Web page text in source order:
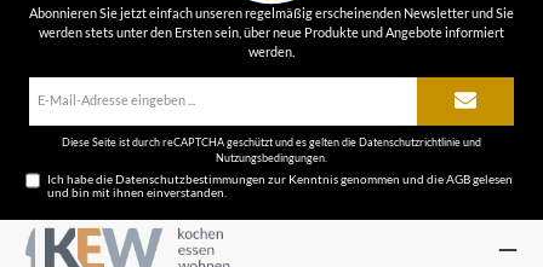
Abonnieren Sie jetzt einfach unseren regelmäßig erscheinenden Newsletter und Sie
werden stets unter den Ersten sein, über neue Produkte und Angebote informiert
werden.
Diese Seite ist durch reCAPTCHA geschützt und es gelten dieDatenschutzrichtlinieund
Nutzungsbedingungen
Ich habe dieDatenschutzbestimmungen zur Kenntnis genommen und dieAGBgelesen
und bin mit ihnen einverstanden.